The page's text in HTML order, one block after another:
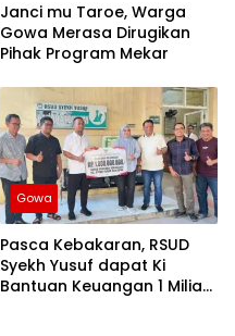
Janci mu Taroe, Warga
Gowa Merasa Dirugikan
Pihak Program Mekar
Gowa
Pasca Kebakaran, RSUD
Syekh Yusuf dapat Ki
Bantuan Keuangan 1 Miliar